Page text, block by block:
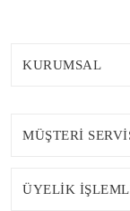
KURUMSAL
MÜŞTERİ
ÜYELİK